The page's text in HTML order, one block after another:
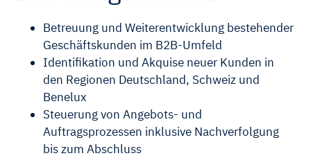
Betreuung und Weiterentwicklung bestehender
Geschäftskunden im B2B-Umfeld
Identifikation und Akquise neuer Kunden in
den Regionen Deutschland, Schweiz und
Benelux
Steuerung von Angebots- und
Auftragsprozessen inklusive Nachverfolgung
bis zum Abschluss